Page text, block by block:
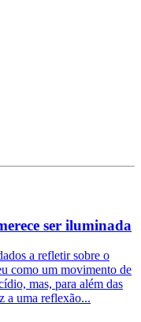
ser iluminada
a refletir sobre o
como um movimento de
mas, para além das
a uma reflexão...